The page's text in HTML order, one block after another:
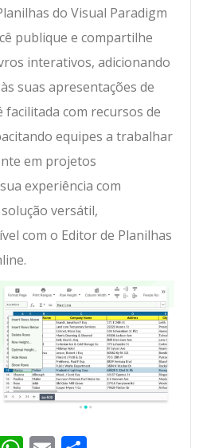
do Visual Paradigm
publique e compartilhe
interativos, adicionando
suas apresentações de
facilitada com recursos de
equipes a trabalhar
em projetos
experiência com
versátil,
com o Editor de Planilhas